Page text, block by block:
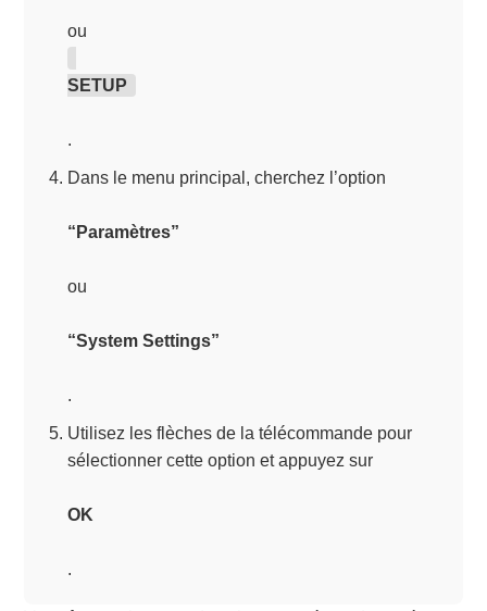
ou
SETUP
.
Dans le menu principal, cherchez l’option
“Paramètres”
ou
“System Settings”
.
Utilisez les flèches de la télécommande pour
sélectionner cette option et appuyez sur
OK
.